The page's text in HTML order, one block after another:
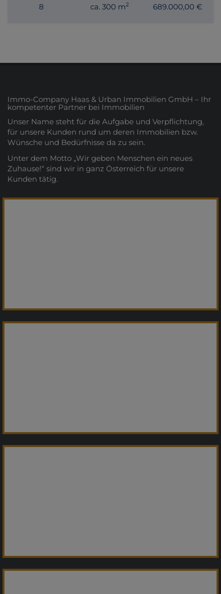
8
ca. 300 m2
689.000,00 €
Immo-Company Haas & Urban Immobilien GmbH – Ihr
kompetenter Partner bei Immobilien
Unser Name steht für die Aufgabe und Verpflichtung,
für unsere Kunden rund um deren Immobilien bzw.
Wünsche und Bedürfnisse da zu sein.
Unter dem Motto „Wir geben Menschen ein neues
Zuhause!“ sind wir in ganz Österreich für unsere
Kunden tätig.